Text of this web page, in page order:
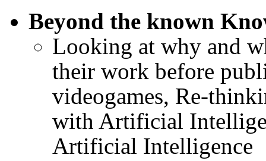
Beyond the known
Looking at why and
their work before
videogames, Re-
with Artificial
Artificial Intelligence